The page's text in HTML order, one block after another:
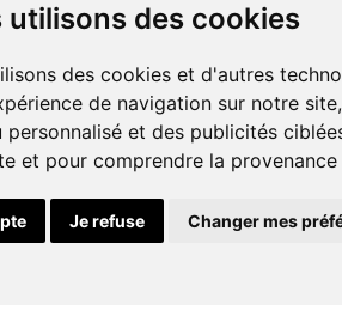
utilisons des cookies
des cookies et d'autres
de navigation sur notre
personnalisé et des publicités
et pour comprendre la
Je refuse Changer mes
t et